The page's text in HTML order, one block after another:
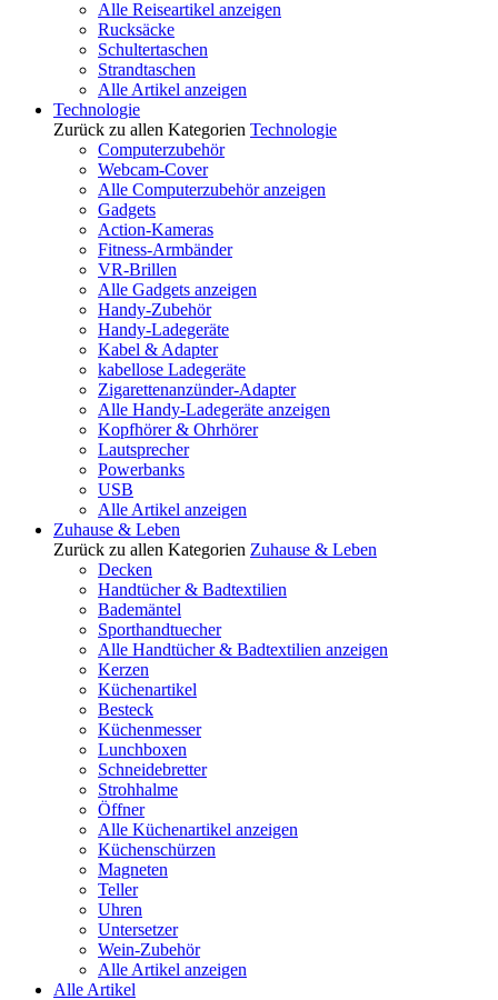
Alle Reiseartikel anzeigen
Rucksäcke
Schultertaschen
Strandtaschen
Alle Artikel anzeigen
Technologie
Zurück zu allen Kategorien Technologie
Computerzubehör
Webcam-Cover
Alle Computerzubehör anzeigen
Gadgets
Action-Kameras
Fitness-Armbänder
VR-Brillen
Alle Gadgets anzeigen
Handy-Zubehör
Handy-Ladegeräte
Kabel & Adapter
kabellose Ladegeräte
Zigarettenanzünder-Adapter
Alle Handy-Ladegeräte anzeigen
Kopfhörer & Ohrhörer
Lautsprecher
Powerbanks
USB
Alle Artikel anzeigen
Zuhause & Leben
Zurück zu allen Kategorien Zuhause & Leben
Decken
Handtücher & Badtextilien
Bademäntel
Sporthandtuecher
Alle Handtücher & Badtextilien anzeigen
Kerzen
Küchenartikel
Besteck
Küchenmesser
Lunchboxen
Schneidebretter
Strohhalme
Öffner
Alle Küchenartikel anzeigen
Küchenschürzen
Magneten
Teller
Uhren
Untersetzer
Wein-Zubehör
Alle Artikel anzeigen
Alle Artikel